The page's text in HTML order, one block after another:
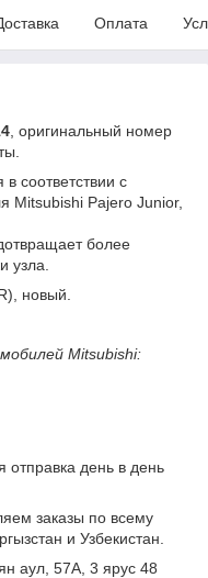
Оплата
, оригинальный номер
в соответствии с
Mitsubishi Pajero Junior,
более
узла.
новый.
Mitsubishi:
отправка день в день
заказы по всему
и Узбекистан.
аул, 57А, 3 ярус 48